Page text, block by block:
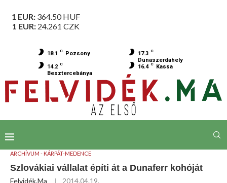
1 EUR: 364.50HUF
1 EUR: 24.261 CZK
18.1 C Pozsony 17.3 C
Dunaszerdahely
14.2 C
Besztercebánya
16.4 C Kassa
ARCHÍVUM - KÁRPÁT-MEDENCE
Szlovákiai vállalat építi át a Dunaferr kohóját
Felvidék.ma 2014.04.19.